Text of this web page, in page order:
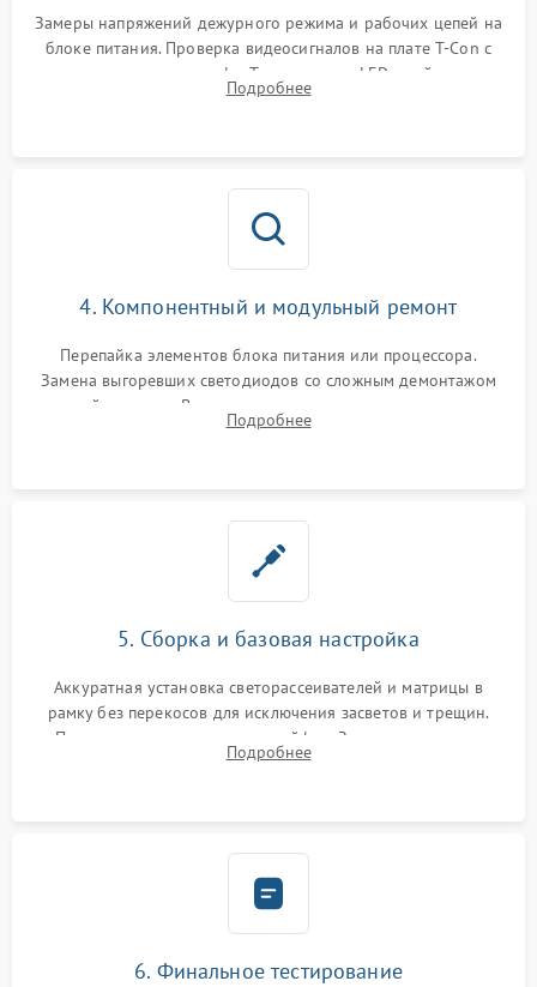
Замеры напряжений дежурного режима и рабочих цепей на
блоке питания. Проверка видеосигналов на плате T-Con с
помощью осциллографа. Тестирование LED-драйвера и
светодиодных планок подсветки мультиметром.
Подробнее
4. Компонентный и модульный ремонт
Перепайка элементов блока питания или процессора.
Замена выгоревших светодиодов со сложным демонтажом
хрупкой матрицы. Восстановление поврежденных дорожек,
прошивка микросхем памяти EEPROM
Подробнее
5. Сборка и базовая настройка
Аккуратная установка светорассеивателей и матрицы в
рамку без перекосов для исключения засветов и трещин.
Подключение внутренних шлейфов. Закрытие корпуса.
Сброс настроек и обновление программного обеспечения.
Подробнее
6. Финальное тестирование